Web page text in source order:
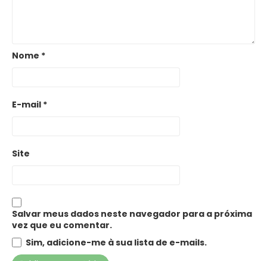
Nome *
E-mail *
Site
Salvar meus dados neste navegador para a próxima
vez que eu comentar.
Sim, adicione-me à sua lista de e-mails.